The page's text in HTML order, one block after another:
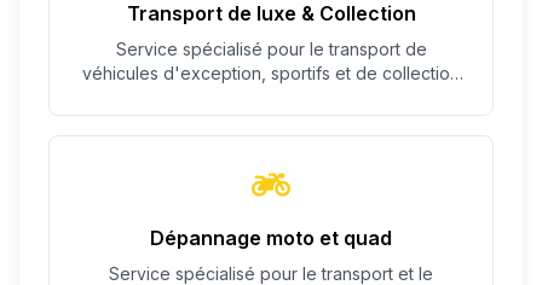
Transport de luxe & Collection
Service spécialisé pour le transport de
véhicules d'exception, sportifs et de collection
Dépannage moto et quad
Service spécialisé pour le transport et le